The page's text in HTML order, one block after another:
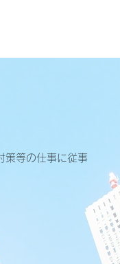
策等の仕事に従事